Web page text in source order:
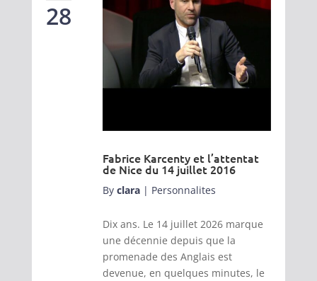
28
Fabrice Karcenty et l’attentat
de Nice du 14 juillet 2016
By clara| Personnalites
Dix ans. Le 14 juillet 2026 marque
une décennie depuis que la
promenade des Anglais est
devenue, en quelques minutes, le